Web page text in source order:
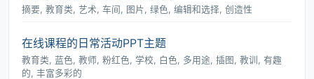
摘要, 教育类, 艺术, 车间, 图片, 绿色, 编辑和选择, 创造性
在线课程的日常活动PPT主题
教育类, 蓝色, 教师, 粉红色, 学校, 白色, 多用途, 插图, 教训, 有趣
的, 丰富多彩的